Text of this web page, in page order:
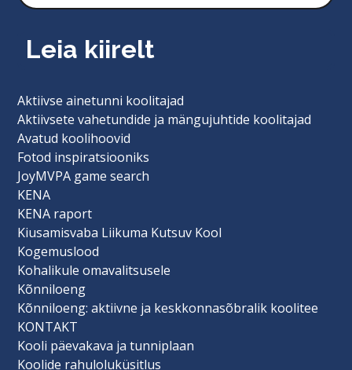
Leia kiirelt
Aktiivse ainetunni koolitajad
Aktiivsete vahetundide ja mängujuhtide koolitajad
Avatud koolihoovid
Fotod inspiratsiooniks
JoyMVPA game search
KENA
KENA raport
Kiusamisvaba Liikuma Kutsuv Kool
Kogemuslood
Kohalikule omavalitsusele
Kõnniloeng
Kõnniloeng: aktiivne ja keskkonnasõbralik koolitee
KONTAKT
Kooli päevakava ja tunniplaan
Koolide rahuloluküsitlus